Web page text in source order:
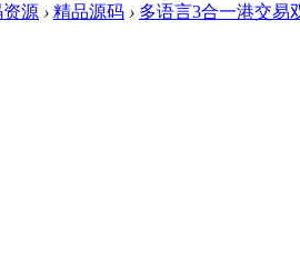
源 › 精品源码 › 多语言3合一港交易